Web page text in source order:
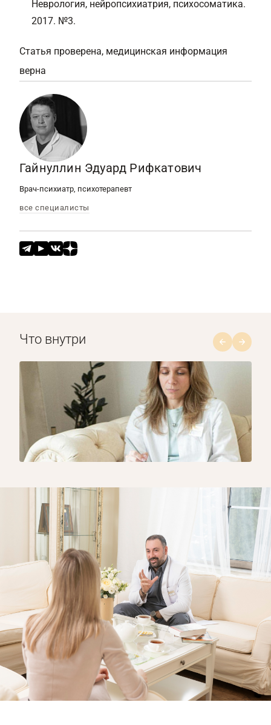
Неврология, нейропсихиатрия, психосоматика.
2017. №3.
Статья проверена, медицинская информация
верна
Гайнуллин Эдуард Рифкатович
Врач-психиатр, психотерапевт
все специалисты
Что внутри
1/8